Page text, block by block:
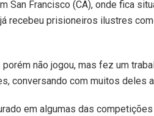
San Francisco (CA), onde fica
recebeu prisioneiros ilustres
não jogou, mas fez um
conversando com muitos deles
em algumas das